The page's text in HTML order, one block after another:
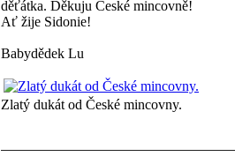
děťátka. Děkuju České mincovně!
Ať žije Sidonie!
Babydědek Lu
Zlatý dukát od České mincovny.